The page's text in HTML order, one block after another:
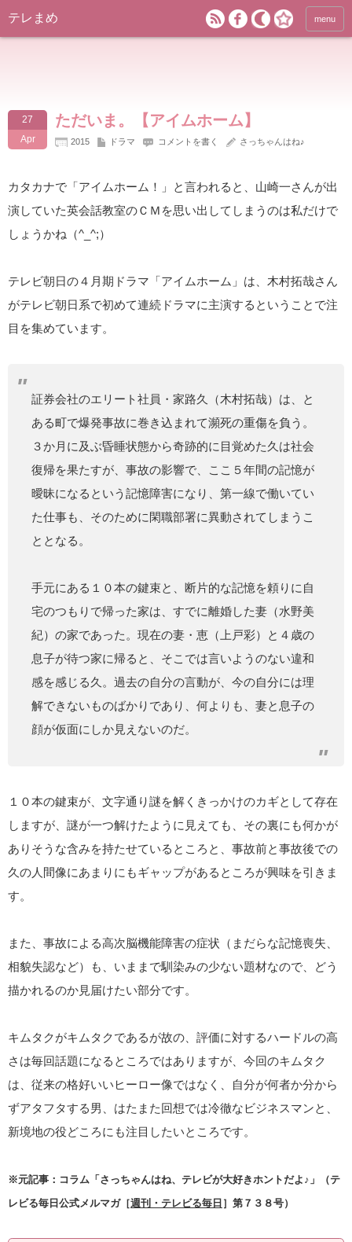
テレまめ menu
27
Apr
ただいま。【アイムホーム】
2015 ドラマ コメントを書く さっちゃんはね♪
カタカナで「アイムホーム！」と言われると、山崎一さんが出
演していた英会話教室のＣＭを思い出してしまうのは私だけで
しょうかね（^_^;）
テレビ朝日の４月期ドラマ「アイムホーム」は、木村拓哉さん
がテレビ朝日系で初めて連続ドラマに主演するということで注
目を集めています。
証券会社のエリート社員・家路久（木村拓哉）は、と
ある町で爆発事故に巻き込まれて瀕死の重傷を負う。
３か月に及ぶ昏睡状態から奇跡的に目覚めた久は社会
復帰を果たすが、事故の影響で、ここ５年間の記憶が
曖昧になるという記憶障害になり、第一線で働いてい
た仕事も、そのために閑職部署に異動されてしまうこ
ととなる。
手元にある１０本の鍵束と、断片的な記憶を頼りに自
宅のつもりで帰った家は、すでに離婚した妻（水野美
紀）の家であった。現在の妻・恵（上戸彩）と４歳の
息子が待つ家に帰ると、そこでは言いようのない違和
感を感じる久。過去の自分の言動が、今の自分には理
解できないものばかりであり、何よりも、妻と息子の
顔が仮面にしか見えないのだ。
１０本の鍵束が、文字通り謎を解くきっかけのカギとして存在
しますが、謎が一つ解けたように見えても、その裏にも何かが
ありそうな含みを持たせているところと、事故前と事故後での
久の人間像にあまりにもギャップがあるところが興味を引きま
す。
また、事故による高次脳機能障害の症状（まだらな記憶喪失、
相貌失認など）も、いままで馴染みの少ない題材なので、どう
描かれるのか見届けたい部分です。
キムタクがキムタクであるが故の、評価に対するハードルの高
さは毎回話題になるところではありますが、今回のキムタク
は、従来の格好いいヒーロー像ではなく、自分が何者か分から
ずアタフタする男、はたまた回想では冷徹なビジネスマンと、
新境地の役どころにも注目したいところです。
※元記事：コラム「さっちゃんはね、テレビが大好きホントだよ♪」（テ
レビる毎日公式メルマガ［週刊・テレビる毎日 ］第７３８号）